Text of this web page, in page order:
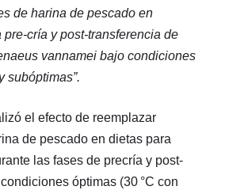
de harina de pescado en
cría y post-transferencia de
vannamei bajo condiciones
subóptimas”.
el efecto de reemplazar
de pescado en dietas para
las fases de precría y post-
óptimas (30 °C con